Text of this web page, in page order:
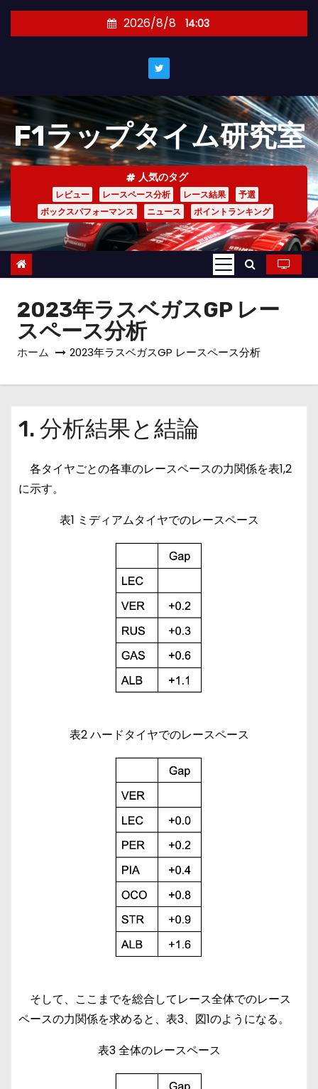
キ
ッ
プ
2026/8/8 14:03
F1ラップタイム研究室
人気のタグ
レビュー レースペース分析 レース結果
予選
ボックスパフォーマンス
ニュース ポイントランキング
2023年ラスベガスGP レー
スペース分析
ホーム 2023年ラスベガスGP レースペース分析
1. 分析結果と結論
各タイヤごとの各車のレースペースの力関係を表1,2
に示す。
表1 ミディアムタイヤでのレースペース
表2 ハードタイヤでのレースペース
そして、ここまでを総合してレース全体でのレース
ペースの力関係を求めると、表3、図1のようになる。
表3 全体のレースペース